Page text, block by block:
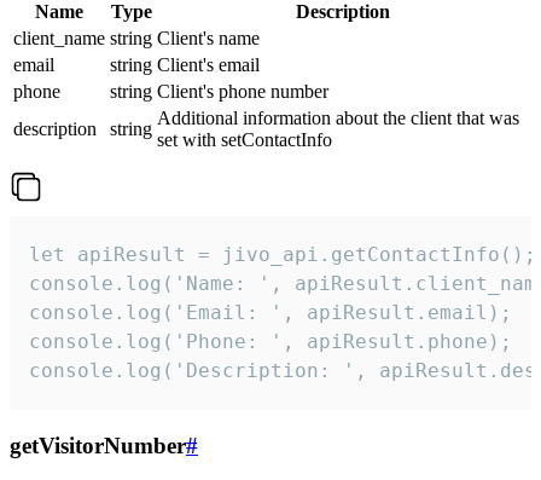
Name Type
Description
client_name string Client's name
email
string Client's email
phone
string Client's phone number
description
string
Additional information about the client that was
set with setContactInfo
let apiResult = jivo_api.getContactInfo();
console.log('Name: ',
console.log('Email: ', apiResult.email);
console.log('Phone: ', apiResult.phone);
console.log('Description: ',
getVisitorNumber#